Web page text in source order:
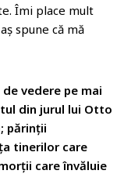
Îmi place mult
spune că mă
vedere pe mai
din jurul lui Otto
părinții
tinerilor care
care învăluie